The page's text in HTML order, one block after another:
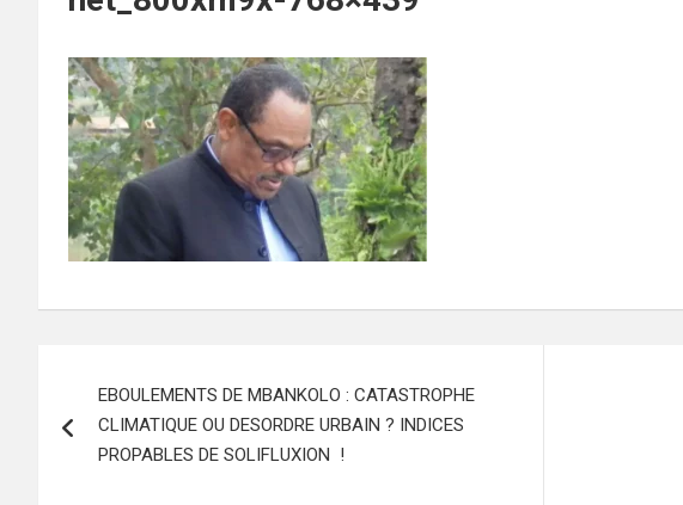
de
l’article
EBOULEMENTS DE MBANKOLO : CATASTROPHE
CLIMATIQUE OU DESORDRE URBAIN ? INDICES
PROPABLES DE SOLIFLUXION !